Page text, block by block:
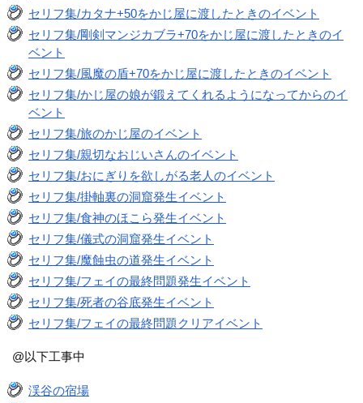
セリフ集/カタナ+50をかじ屋に渡したときのイベント
セリフ集/剛剣マンジカブラ+70をかじ屋に渡したときのイ
ベント
セリフ集/風魔の盾+70をかじ屋に渡したときのイベント
セリフ集/かじ屋の娘が鍛えてくれるようになってからのイ
ベント
セリフ集/旅のかじ屋のイベント
セリフ集/親切なおじいさんのイベント
セリフ集/おにぎりを欲しがる老人のイベント
セリフ集/掛軸裏の洞窟発生イベント
セリフ集/食神のほこら発生イベント
セリフ集/儀式の洞窟発生イベント
セリフ集/魔蝕虫の道発生イベント
セリフ集/フェイの最終問題発生イベント
セリフ集/死者の谷底発生イベント
セリフ集/フェイの最終問題クリアイベント
@以下工事中
渓谷の宿場